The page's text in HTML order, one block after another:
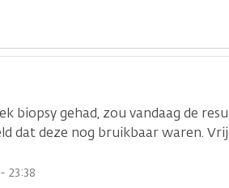
biopsy gehad, zou vandaag de
dat deze nog bruikbaar waren.
23:38